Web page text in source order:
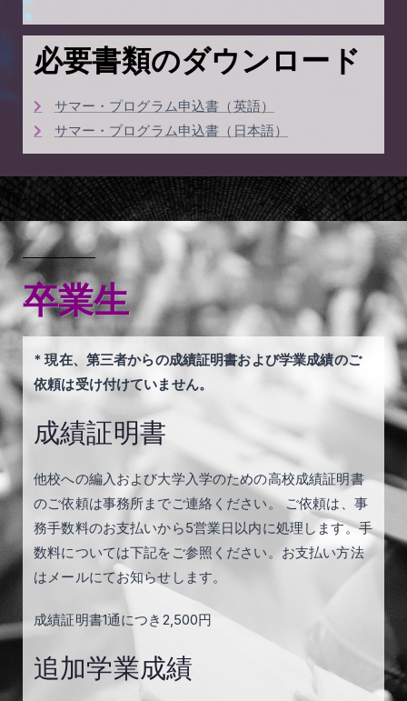
必要書類のダウンロード
サマー・プログラム申込書（英語）
サマー・プログラム申込書（日本語）
卒業生
* 現在、第三者からの成績証明書および学業成績のご
依頼は受け付けていません。
成績証明書
他校への編入および大学入学のための高校成績証明書
のご依頼は事務所までご連絡ください。 ご依頼は、事
務手数料のお支払いから5営業日以内に処理します。手
数料については下記をご参照ください。お支払い方法
はメールにてお知らせします。
成績証明書1通につき2,500円
追加学業成績